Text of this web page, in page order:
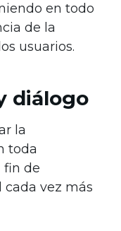
en todo
de la
usuarios.
diálogo
la
toda
fin de
vez más